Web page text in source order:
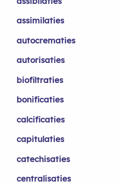
assimilaties
autocrematies
autorisaties
biofiltraties
bonificaties
calcificaties
capitulaties
catechisaties
centralisaties